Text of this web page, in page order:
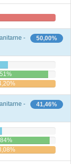
50,00%
-
41,46%
-